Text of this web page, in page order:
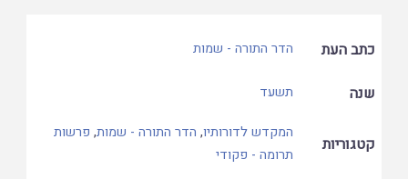
כתב העת הדר התורה - שמות
שנה תשעד
קטגוריות
המקדש לדורותיו, הדר התורה - שמות, פרשות
תרומה - פקודי